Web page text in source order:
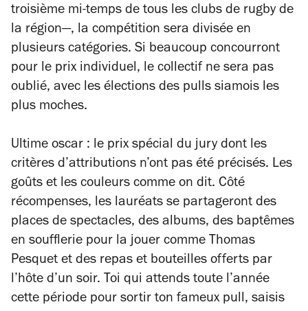
troisième mi-temps de tous les clubs de rugby de
la région—, la compétition sera divisée en
plusieurs catégories. Si beaucoup concourront
pour le prix individuel, le collectif ne sera pas
oublié, avec les élections des pulls siamois les
plus moches.
Ultime oscar : le prix spécial du jury dont les
critères d’attributions n’ont pas été précisés. Les
goûts et les couleurs comme on dit. Côté
récompenses, les lauréats se partageront des
places de spectacles, des albums, des baptêmes
en soufflerie pour la jouer comme Thomas
Pesquet et des repas et bouteilles offerts par
l’hôte d’un soir. Toi qui attends toute l’année
cette période pour sortir ton fameux pull, saisis